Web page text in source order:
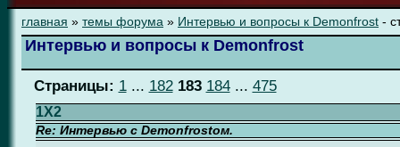
главная » темы форума » Интервью и вопросы к Demonfrost -
Интервью и вопросы к Demonfrost
Страницы: 1... 182 183 184... 475
1X2
Re: Интервью с Demonfrostом.